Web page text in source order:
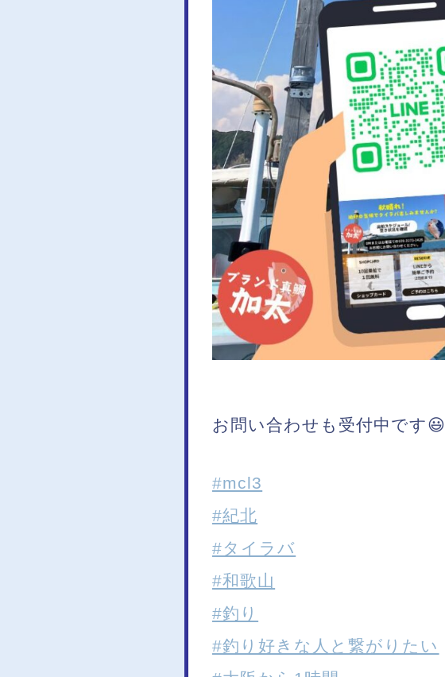
お問い合わせも受付中です😃
#mcl3
#紀北
#タイラバ
#和歌山
#釣り
#釣り好きな人と繋がりたい